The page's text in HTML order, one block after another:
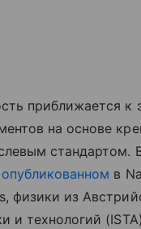
приближается к
на основе
стандартом.
опубликованном в
физики из
и технологий (ISTA)